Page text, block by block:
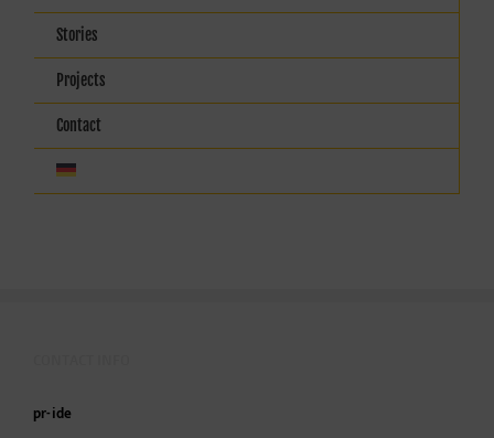
Stories
Projects
Contact
pr-ide